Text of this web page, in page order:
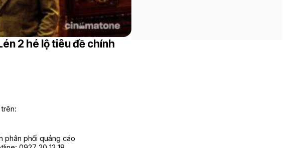
2 hé lộ tiêu đề chính
phân phối quảng cáo